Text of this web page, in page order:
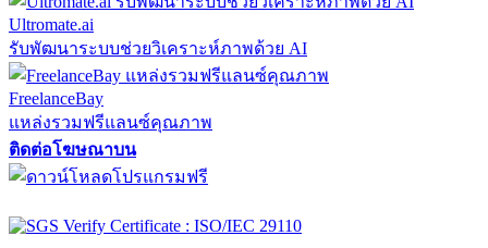
Ultromate.ai
รับพัฒนาระบบช่วยวิเคราะห์ภาพด้วย AI
FreelanceBay
แหล่งรวมฟรีแลนซ์คุณภาพ
ติดต่อโฆษณาบน